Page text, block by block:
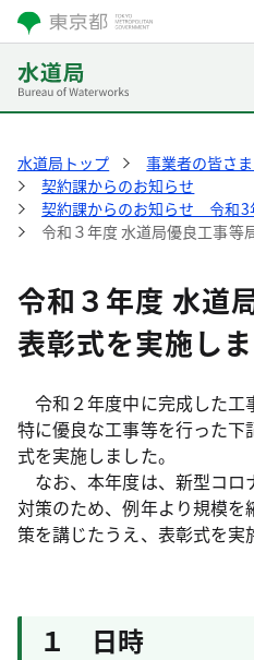
水道局トップ 事業者の皆さ
契約課からのお知らせ
契約課からのお知らせ 令和3
令和３年度 水道局優良工事等
令和３年度 水道
表彰式を実施し
令和２年度中に完成した工
特に優良な工事等を行った
式を実施しました。
なお、本年度は、新型コロ
対策のため、例年より規模
策を講じたうえ、表彰式を実
１ 日時